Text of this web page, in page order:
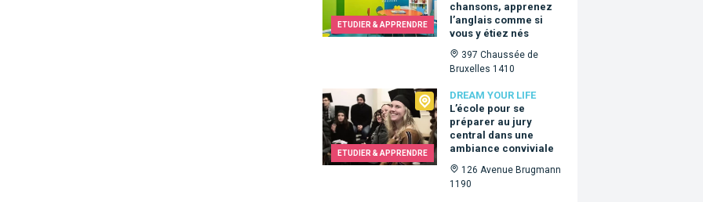
ETUDIER & APPRENDRE
chansons, apprenez
l’anglais comme si
vous y étiez nés
397 Chaussée de
Bruxelles 1410
ETUDIER & APPRENDRE
DREAM YOUR LIFE
L’école pour se
préparer au jury
central dans une
ambiance conviviale
126 Avenue Brugmann
1190
Dream Your Life